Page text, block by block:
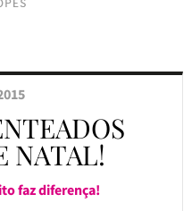
NATAL!
faz diferença!